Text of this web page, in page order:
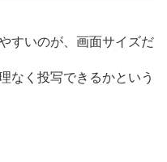
すいのが、画面サイズだ
なく投写できるかという